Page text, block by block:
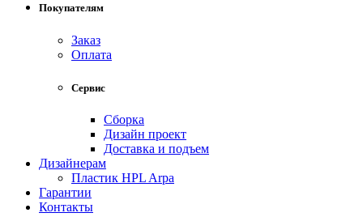
Покупателям
Заказ
Оплата
Сервис
Сборка
Дизайн проект
Доставка и подъем
Дизайнерам
Пластик HPL Arpa
Гарантии
Контакты